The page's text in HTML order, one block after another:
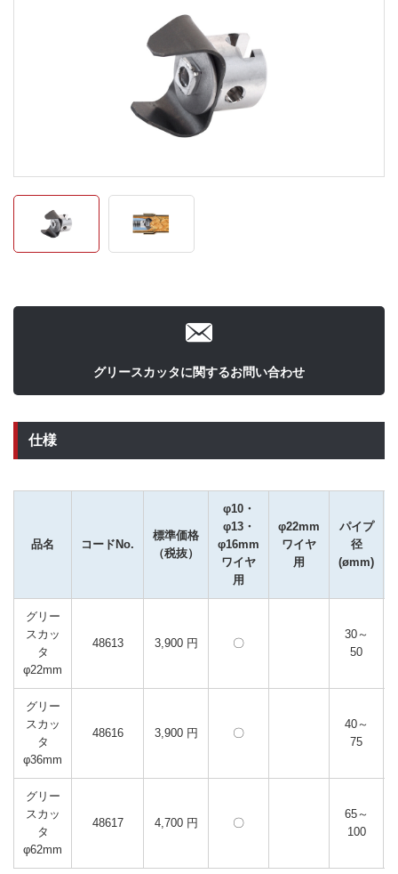
グリースカッタに関するお問い合わせ
仕様
品名 コードNo.
標準価格
（税抜）
φ10・
φ13・
φ16mm
ワイヤ
用
φ22mm
ワイヤ
用
パイプ
径
(ømm)
グリー
スカッ
タ
φ22mm
48613 3,900 円 〇
30～
50
グリー
スカッ
タ
φ36mm
48616 3,900 円 〇
40～
75
グリー
スカッ
タ
φ62mm
48617 4,700 円 〇
65～
100